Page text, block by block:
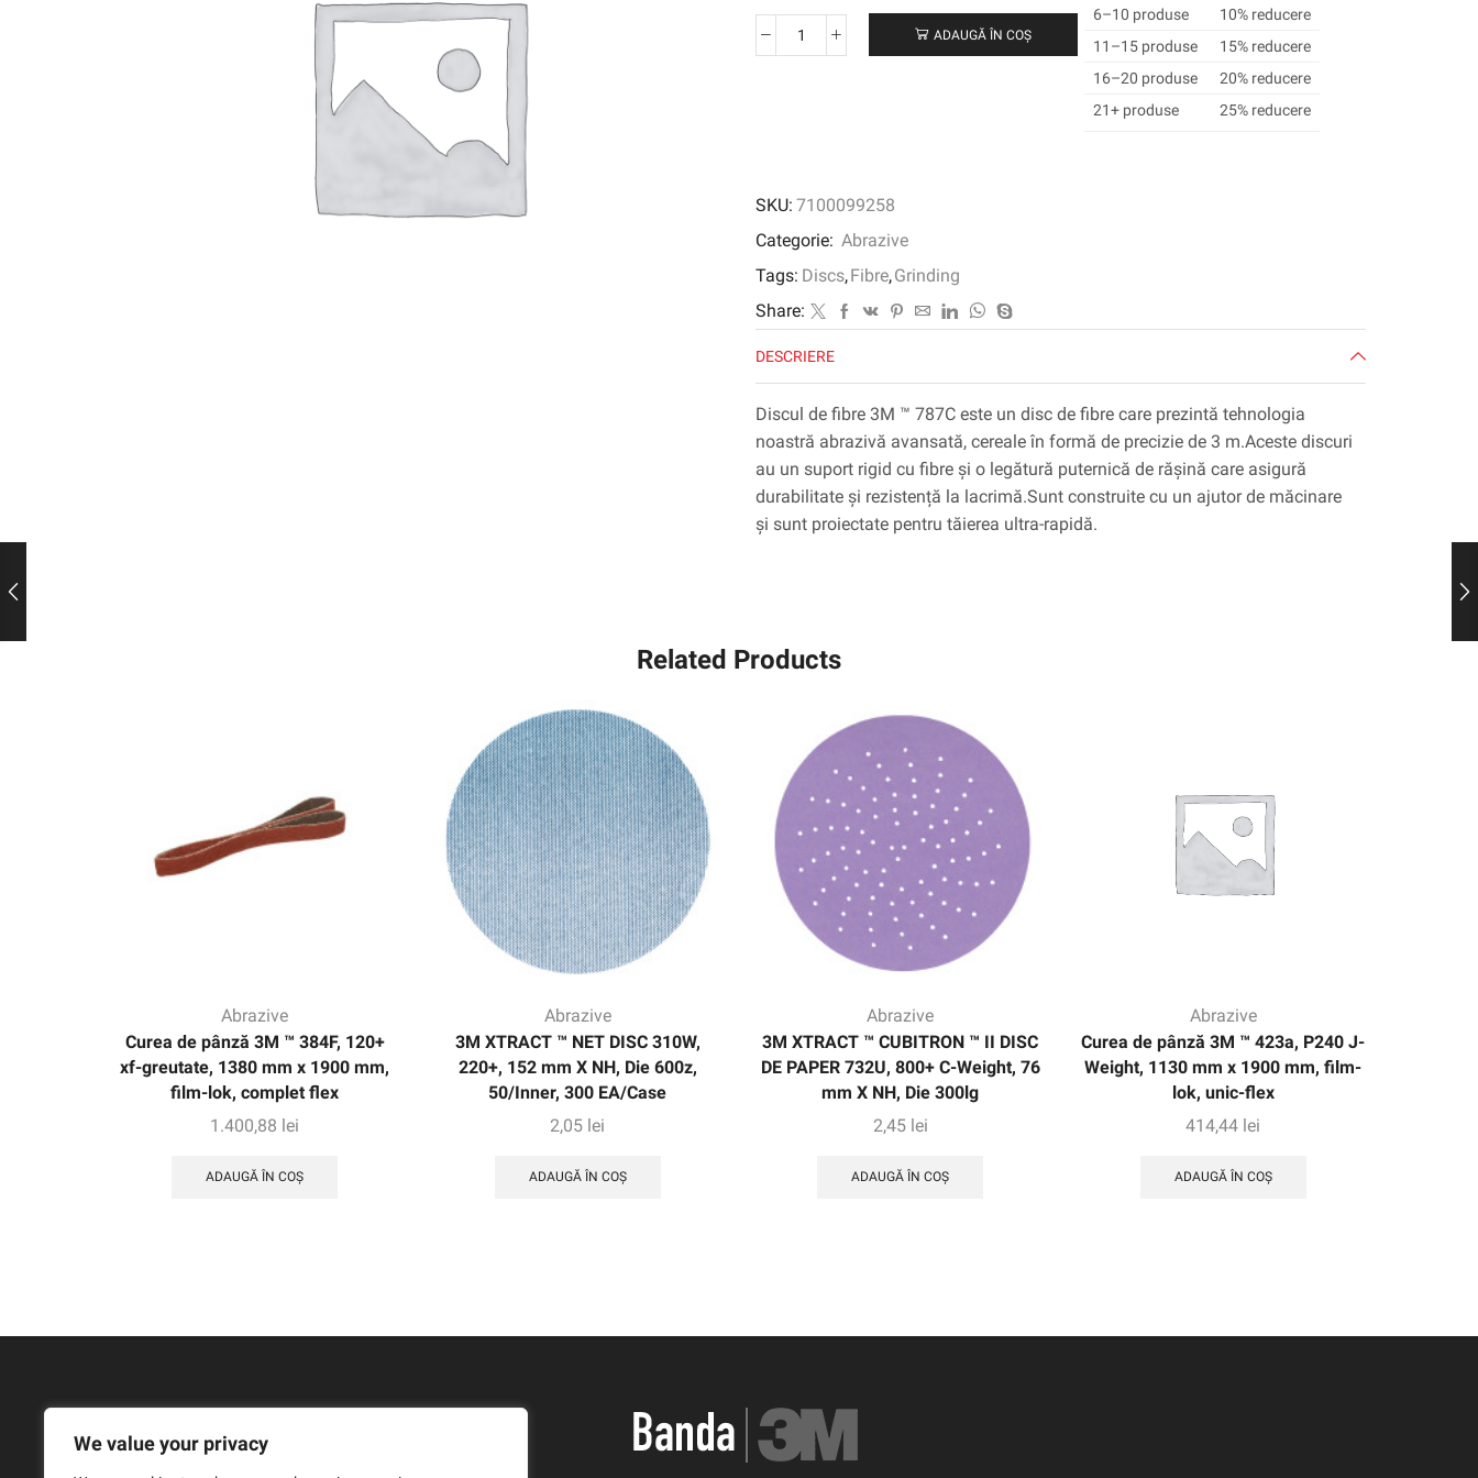
We value your privacy
Cantitate
100
mm
16
mm,
60+,
fante
ADAUGĂ ÎN COȘ
6–10 produse
10% reducere
11–15 produse
15% reducere
16–20 produse
20% reducere
21+ produse
25% reducere
SKU: 7100099258
Categorie: Abrazive
Tags: Discs,Fibre,Grinding
Share:
DESCRIERE
Discul de fibre 3M ™ 787C este un disc de fibre care prezintă tehnologia
noastră abrazivă avansată, cereale în formă de precizie de 3 m.Aceste discuri
au un suport rigid cu fibre și o legătură puternică de rășină care asigură
durabilitate și rezistență la lacrimă.Sunt construite cu un ajutor de măcinare
și sunt proiectate pentru tăierea ultra-rapidă.
Related Products
Abrazive
Curea de pânză 3M ™ 384F, 120+
xf-greutate, 1380 mm x 1900 mm,
film-lok, complet flex
1.400,88 lei
ADAUGĂ ÎN COȘ
Abrazive
3M XTRACT ™ NET DISC 310W,
220+, 152 mm X NH, Die 600z,
50/Inner, 300 EA/Case
2,05 lei
ADAUGĂ ÎN COȘ
Abrazive
3M XTRACT ™ CUBITRON ™ II DISC
DE PAPER 732U, 800+ C-Weight, 76
mm X NH, Die 300lg
2,45 lei
ADAUGĂ ÎN COȘ
Abrazive
Curea de pânză 3M ™ 423a, P240 J-
Weight, 1130 mm x 1900 mm, film-
lok, unic-flex
414,44 lei
ADAUGĂ ÎN COȘ